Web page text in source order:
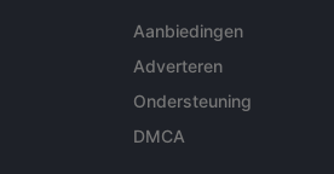
Aanbiedingen
Adverteren
Ondersteuning
DMCA